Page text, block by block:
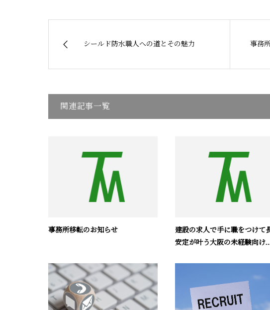
シールド防水職人への道とその魅力 事務
関連記事一覧
事務所移転のお知らせ
建設の求人で手に職をつけて
安定が叶う大阪の未経験向け